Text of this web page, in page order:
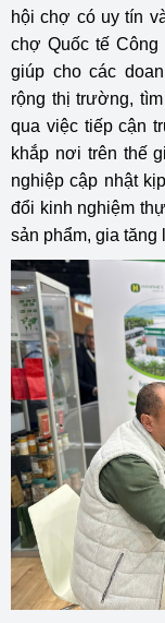
hội chợ có uy tín
chợ Quốc tế Công
giúp cho các
rộng thị trường,
qua việc tiếp cận
khắp nơi trên thế
nghiệp cập nhật
đổi kinh nghiệm
sản phẩm, gia tăng